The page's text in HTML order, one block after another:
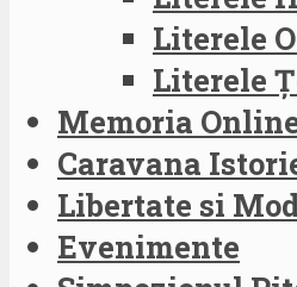
Literele
Literele
Memoria
Caravana
Libertate si
Evenimente